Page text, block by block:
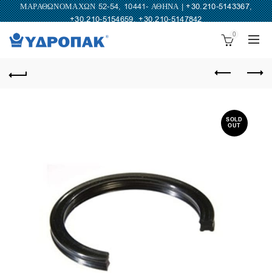
ΜΑΡΑΘΩΝΟΜΑΧΩΝ 52-54, 10441- ΑΘΗΝΑ |+30.210-5143367,
+30.210-5154659,+30.210-5147842
0
SOLD
OUT